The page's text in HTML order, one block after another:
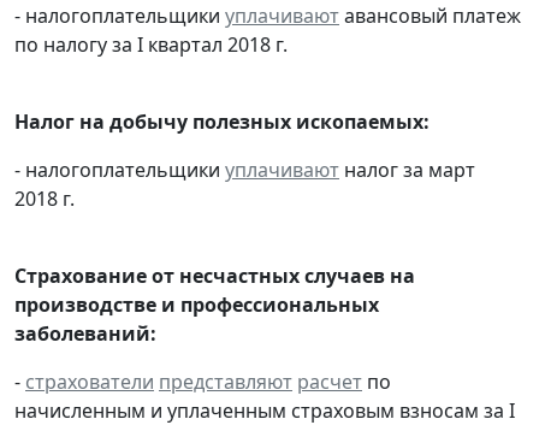
- налогоплательщики уплачиваютавансовый платеж
по налогу за I квартал 2018 г.
Налог на добычу полезных ископаемых:
- налогоплательщики уплачивают налог за март
2018 г.
Страхование от несчастных случаев на
производстве и профессиональных
заболеваний:
- страхователи представляют расчет по
начисленным и уплаченным страховым взносам за I